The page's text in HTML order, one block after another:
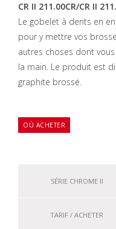
CR II 211.00CR/CR II
Le gobelet à dents en
pour y mettre vos
autres choses dont
la main. Le produit est
graphite brossé.
OÙ ACHETER
SÉRIE CHROME II
TARIF / ACHETER